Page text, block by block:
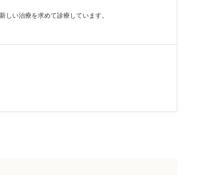
い治療を求めて診療しています。